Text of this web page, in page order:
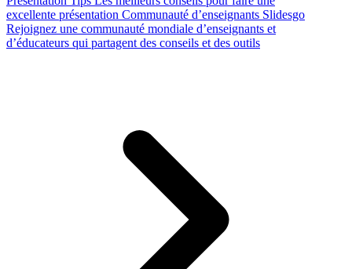
excellente présentation Communauté d’enseignants Slidesgo
Rejoignez une communauté mondiale d’enseignants et
d’éducateurs qui partagent des conseils et des outils